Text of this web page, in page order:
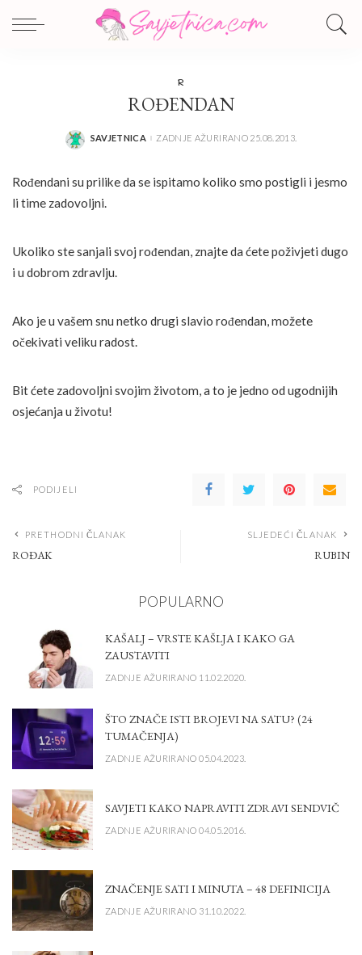
R
ROĐENDAN
POSTED
SAVJETNICA ZADNJE AŽURIRANO 25.08.2013.
Rođendani su prilike da se ispitamo koliko smo postigli i jesmo
li time zadovoljni.
Ukoliko ste sanjali svoj rođendan, znajte da ćete poživjeti dugo
i u dobrom zdravlju.
Ako je u vašem snu netko drugi slavio rođendan, možete
očekivati veliku radost.
Bit ćete zadovoljni svojim životom, a to je jedno od ugodnijih
osjećanja u životu!
PODIJELI
PRETHODNI ČLANAK
ROĐAK
SLJEDEĆI ČLANAK
RUBIN
POPULARNO
KAŠALJ – VRSTE KAŠLJA I KAKO GA
ZAUSTAVITI
ZADNJE AŽURIRANO 11.02.2020.
ŠTO ZNAČE ISTI BROJEVI NA SATU? (24
TUMAČENJA)
ZADNJE AŽURIRANO 05.04.2023.
SAVJETI KAKO NAPRAVITI ZDRAVI SENDVIČ
ZADNJE AŽURIRANO 04.05.2016.
ZNAČENJE SATI I MINUTA – 48 DEFINICIJA
ZADNJE AŽURIRANO 31.10.2022.